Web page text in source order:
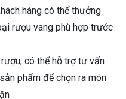
hàng có thể thưởng
rượu vang phù hợp trước
có thể hỗ trợ tư vấn
phẩm để chọn ra món